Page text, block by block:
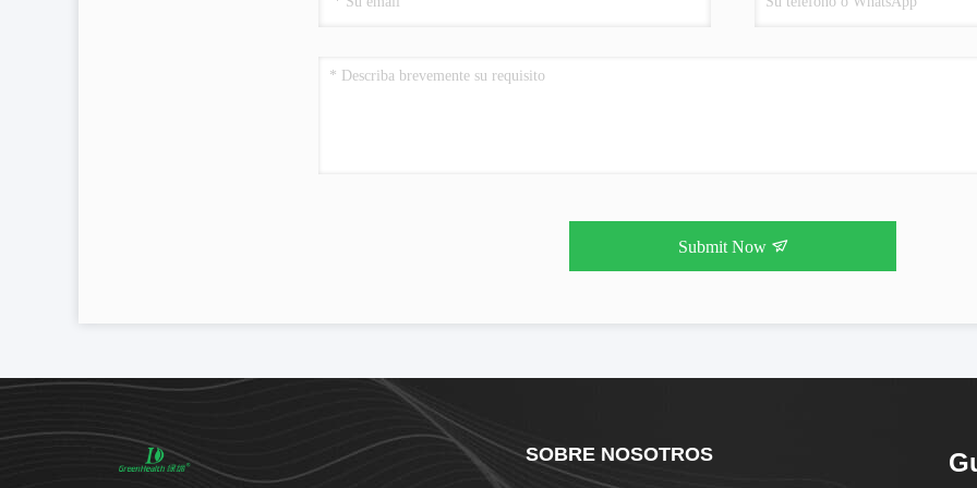
Submit Now
SOBRE NOSOTROS